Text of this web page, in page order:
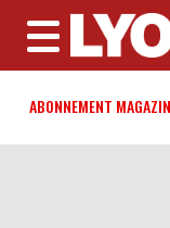
MENU
ABONNEMENT